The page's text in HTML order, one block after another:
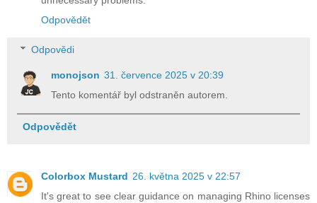
Odpovědět
Odpovědi
monojson 31. července 2025 v 20:39
Tento komentář byl odstraněn autorem.
Odpovědět
Colorbox Mustard 26. května 2025 v 22:57
It's great to see clear guidance on managing Rhino licenses